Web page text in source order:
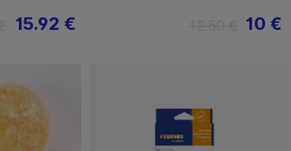
15.92 € 10 €